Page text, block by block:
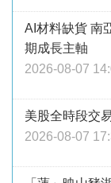
AI材料缺貨 南
期成長主軸
2026-08-07
美股全時段交
2026-08-07